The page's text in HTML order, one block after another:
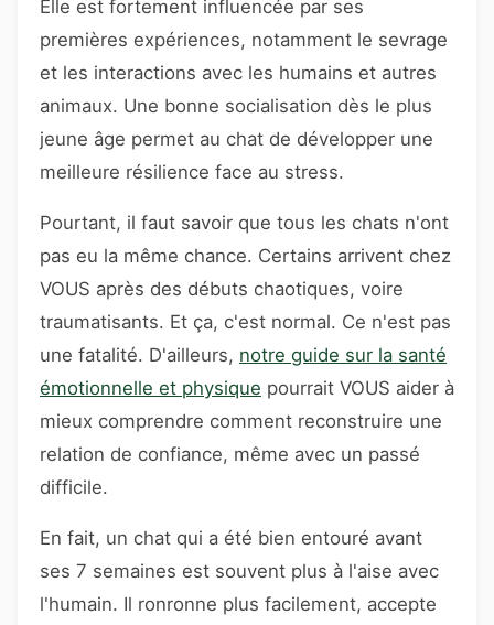
Elle est fortement influencée par ses
premières expériences, notamment le sevrage
et les interactions avec les humains et autres
animaux. Une bonne socialisation dès le plus
jeune âge permet au chat de développer une
meilleure résilience face au stress.
Pourtant, il faut savoir que tous les chats n'ont
pas eu la même chance. Certains arrivent chez
VOUS après des débuts chaotiques, voire
traumatisants. Et ça, c'est normal. Ce n'est pas
une fatalité. D'ailleurs, notre guide sur la santé
émotionnelle et physique pourrait VOUS aider à
mieux comprendre comment reconstruire une
relation de confiance, même avec un passé
difficile.
En fait, un chat qui a été bien entouré avant
ses 7 semaines est souvent plus à l'aise avec
l'humain. Il ronronne plus facilement, accepte